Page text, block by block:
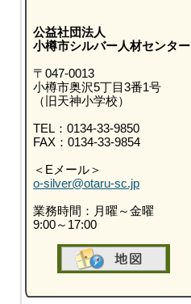
公益社団法人
小樽市シルバー人材センター
〒047-0013
小樽市奥沢5丁目3番1号
（旧天神小学校）
TEL：0134-33-9850
FAX：0134-33-9854
＜Eメール＞
o-silver@otaru-sc.jp
業務時間：月曜～金曜
9:00～17:00